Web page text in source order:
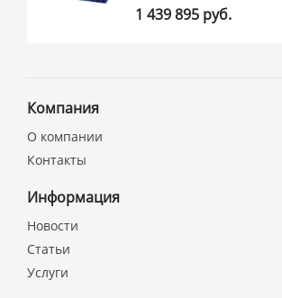
1 439 895 руб.
Компания
О компании
Контакты
Информация
Новости
Статьи
Услуги